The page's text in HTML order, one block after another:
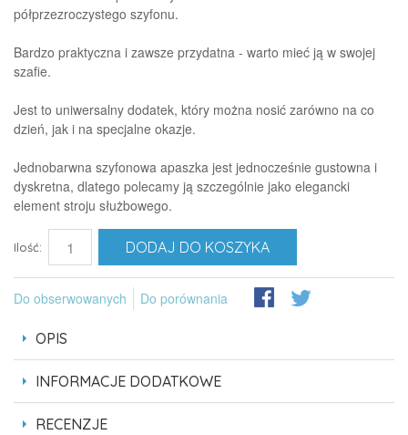
półprzezroczystego szyfonu.
Bardzo praktyczna i zawsze przydatna - warto mieć ją w swojej
szafie.
Jest to uniwersalny dodatek, który można nosić zarówno na co
dzień, jak i na specjalne okazje.
Jednobarwna szyfonowa apaszka jest jednocześnie gustowna i
dyskretna, dlatego polecamy ją szczególnie jako elegancki
element stroju służbowego.
Ilość: DODAJ DO KOSZYKA
Do obserwowanych Do porównania
OPIS
INFORMACJE DODATKOWE
RECENZJE